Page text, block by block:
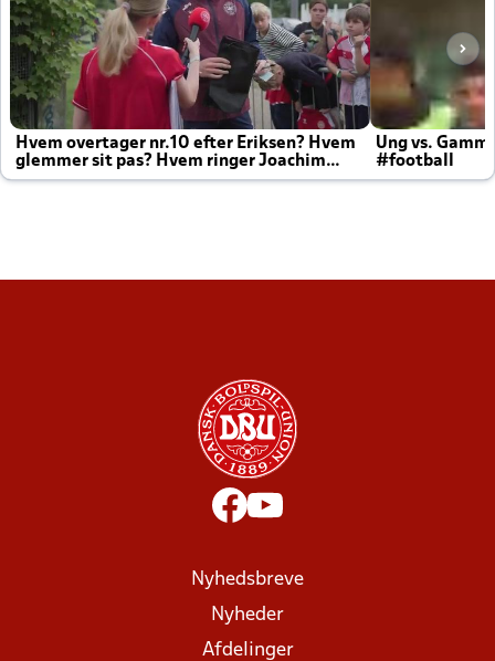
Hvem overtager nr.10 efter Eriksen? Hvem
glemmer sit pas? Hvem ringer Joachim
altid til efter kampe?
Ung vs.
#football
Nyhedsbreve
Nyheder
Afdelinger